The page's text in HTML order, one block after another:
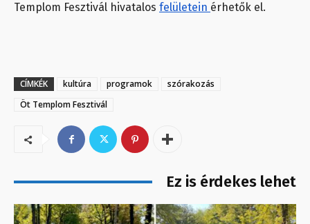
Templom Fesztivál hivatalos felületein érhetők el.
CÍMKÉK kultúra programok
szórakozás
Öt Templom Fesztivál
Ez is érdekes lehet